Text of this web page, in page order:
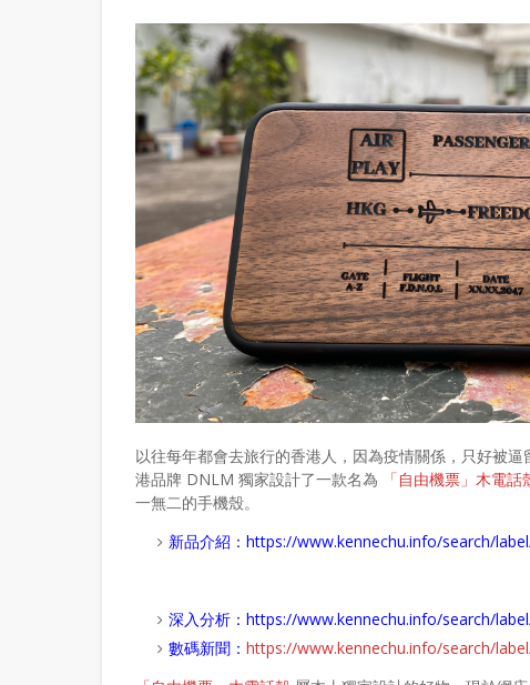
以往每年都會去旅行的香港人，因為疫情關係，只好被
港品牌 DNLM 獨家設計了一款名為
「自由機票」木電話
一無二的手機殼。
新品介紹： https://www.kennechu.info/search/
深入分析： https://www.kennechu.info/search/
數碼新聞： https://www.kennechu.info/search/